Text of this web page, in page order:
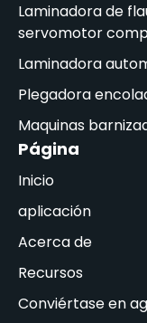
Laminadora de
servomotor
Laminadora
Plegadora
Maquinas
Página
Inicio
aplicación
Acerca de
Recursos
Conviértase en